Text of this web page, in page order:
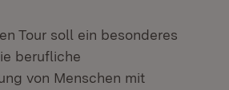
Tour soll ein besonderes
berufliche
von Menschen mit